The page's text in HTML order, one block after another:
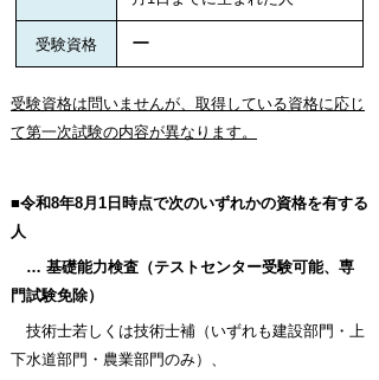
受験資格 ー
受験資格は問いませんが、取得している資格に応じ
て第一次試験の内容が異なります。
■令和8年8月1日時点で次のいずれかの資格を有する
人
… 基礎能力検査（テストセンター受験可能、専
門試験免除）
技術士若しくは技術士補（いずれも建設部門・上
下水道部門・農業部門のみ）、